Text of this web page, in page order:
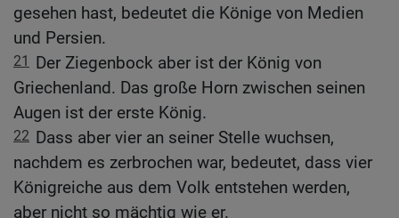
gesehen hast, bedeutet die Könige von Medien
und Persien.
21
Der Ziegenbock aber ist der König von
Griechenland. Das große Horn zwischen seinen
Augen ist der erste König.
22 Dass aber vier an seiner Stelle wuchsen,
nachdem es zerbrochen war, bedeutet, dass vier
Königreiche aus dem Volk entstehen werden,
aber nicht so mächtig wie er.